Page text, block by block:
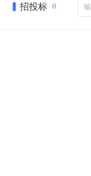
招投标 0